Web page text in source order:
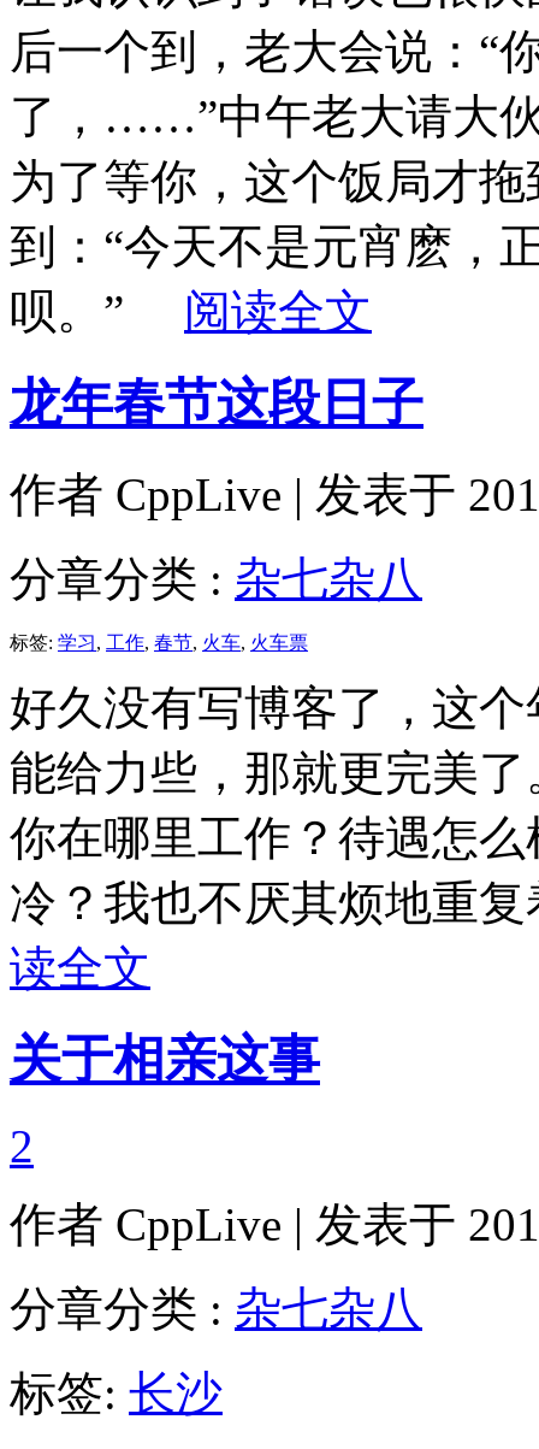
后一个到，老大会说：“
了，……”中午老大请大
为了等你，这个饭局才
到：“今天不是元宵麽，
呗。” 阅读全文
龙年春节这段日子
作者 CppLive | 发表于
分章分类 : 杂七杂八
标签: 学习, 工作, 春节, 火车, 火车票
好久没有写博客了，这
能给力些，那就更完美
你在哪里工作？待遇怎
冷？我也不厌其烦地重
读全文
关于相亲这事
2
作者 CppLive | 发表于
分章分类 : 杂七杂八
标签: 长沙